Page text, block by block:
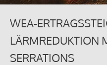
WEA-
LÄRMREDUKTION
SERRATIONS